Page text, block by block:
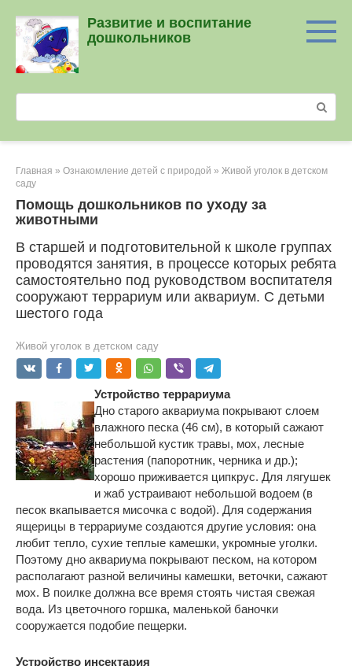
контенту
Развитие и воспитание
дошкольников
Главная » Ознакомление детей с природой » Живой уголок в детском
саду
Помощь дошкольников по уходу за
животными
В старшей и подготовительной к школе группах
проводятся занятия, в процессе которых ребята
самостоятельно под руководством воспитателя
сооружают террариум или аквариум. С детьми
шестого года
Живой уголок в детском саду
Устройство террариума
Дно старого аквариума покрывают слоем
влажного песка (46 см), в который сажают
небольшой кустик травы, мох, лесные
растения (папоротник, черника и др.);
хорошо приживается ципкрус. Для лягушек
и жаб устраивают небольшой водоем (в
песок вкапывается мисочка с водой). Для содержания
ящерицы в террариуме создаются другие условия: она
любит тепло, сухие теплые камешки, укромные уголки.
Поэтому дно аквариума покрывают песком, на котором
располагают разной величины камешки, веточки, сажают
мох. В поилке должна все время стоять чистая свежая
вода. Из цветочного горшка, маленькой баночки
сооружается подобие пещерки.
Устройство инсектария